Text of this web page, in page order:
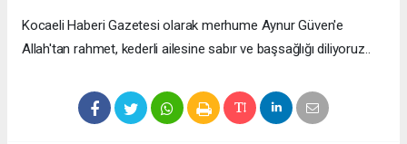
Kocaeli Haberi Gazetesi olarak merhume Aynur Güven'e
Allah'tan rahmet, kederli ailesine sabır ve başsağlığı diliyoruz..